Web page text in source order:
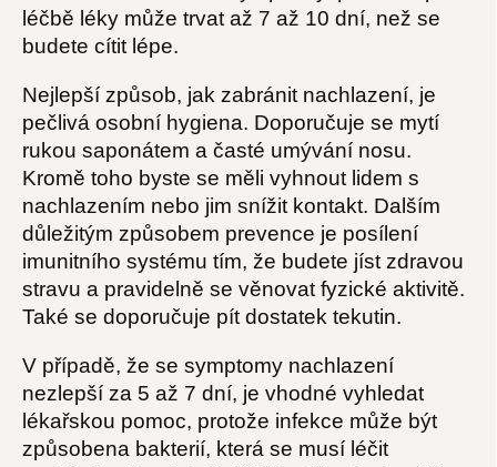
léčbě léky může trvat až 7 až 10 dní, než se
budete cítit lépe.
Nejlepší způsob, jak zabránit nachlazení, je
pečlivá osobní hygiena. Doporučuje se mytí
rukou saponátem a časté umývání nosu.
Kromě toho byste se měli vyhnout lidem s
nachlazením nebo jim snížit kontakt. Dalším
důležitým způsobem prevence je posílení
imunitního systému tím, že budete jíst zdravou
stravu a pravidelně se věnovat fyzické aktivitě.
Také se doporučuje pít dostatek tekutin.
V případě, že se symptomy nachlazení
nezlepší za 5 až 7 dní, je vhodné vyhledat
lékařskou pomoc, protože infekce může být
způsobena bakterií, která se musí léčit